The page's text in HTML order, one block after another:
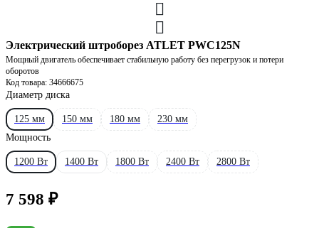
Электрический штроборез ATLET PWC125N
Мощный двигатель обеспечивает стабильную работу без перегрузок и потери
оборотов
Код товара: 34666675
Диаметр диска
125 мм 150 мм 180 мм
230 мм
Мощность
1200 Вт 1400 Вт 1800 Вт 2400 Вт 2800 Вт
7 598 ₽